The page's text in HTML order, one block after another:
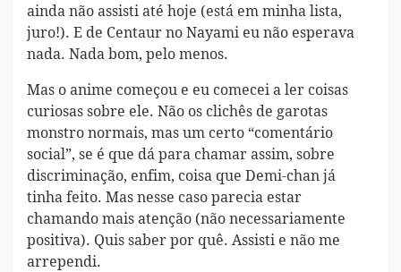
ainda não assisti até hoje (está em minha lista,
juro!). E de Centaur no Nayami eu não esperava
nada. Nada bom, pelo menos.
Mas o anime começou e eu comecei a ler coisas
curiosas sobre ele. Não os clichês de garotas
monstro normais, mas um certo “comentário
social”, se é que dá para chamar assim, sobre
discriminação, enfim, coisa que Demi-chan já
tinha feito. Mas nesse caso parecia estar
chamando mais atenção (não necessariamente
positiva). Quis saber por quê. Assisti e não me
arrependi.